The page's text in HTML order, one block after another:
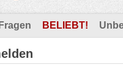
BELIEBT!